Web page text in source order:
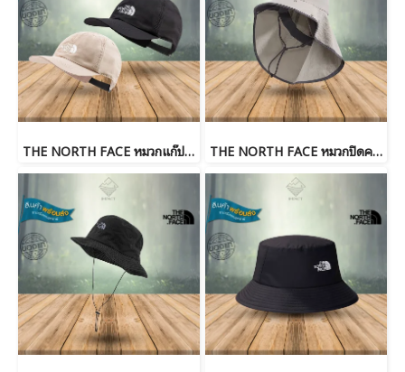
THE NORTH FACE หมวกแก๊ป HORIZON HAT THE NORTH FACE หมวกปิดคอ CLASS V CONVERTIBLE SUNSHIELD